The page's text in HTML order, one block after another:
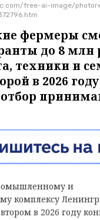
free-ai-image/
фермеры
до 8 млн
техники и
в 2026 году
и
комплексу
в 2026 году